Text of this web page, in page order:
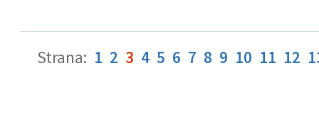
Strana: 1 2 3 4 5 6 7 8 9 10 11 12